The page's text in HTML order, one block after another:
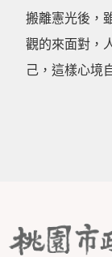
搬離憲光後，
觀的來面對，
己，這樣心境